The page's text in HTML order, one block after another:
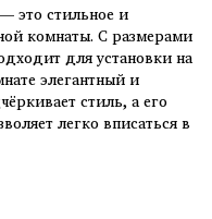
это стильное и
комнаты. С размерами
для установки на
элегантный и
стиль, а его
легко вписаться в